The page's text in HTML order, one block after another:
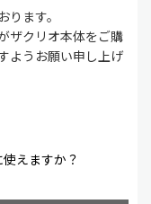
ます。
ザクリオ本体をご購
ようお願い申し上げ
えますか？